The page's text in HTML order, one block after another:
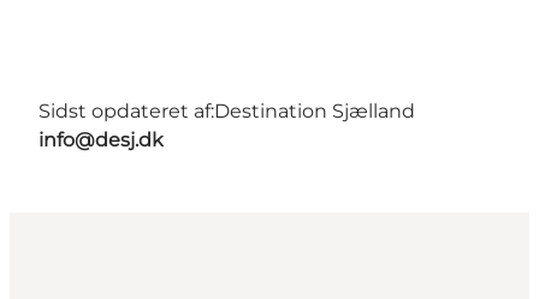
Sidst opdateret af:Destination Sjælland
info@desj.dk